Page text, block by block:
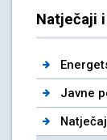
Natječaji
Javne